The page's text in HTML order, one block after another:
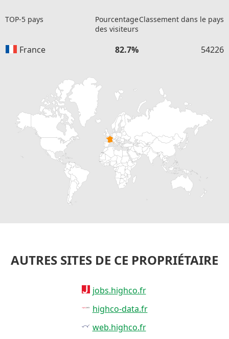
TOP-5 pays
Pourcentage
des visiteurs
Classement dans le pays
France 82.7% 54226
AUTRES SITES DE CE PROPRIÉTAIRE
jobs.highco.fr
highco-data.fr
web.highco.fr